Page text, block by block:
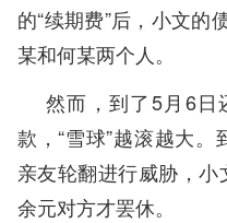
的“续期费”后，小文的
某和何某两个人。
然而，到了5月6日
款，“雪球”越滚越大
亲友轮翻进行威胁，
余元对方才罢休。